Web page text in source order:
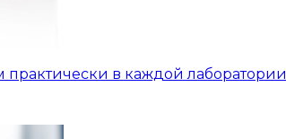
в каждой лаборатории